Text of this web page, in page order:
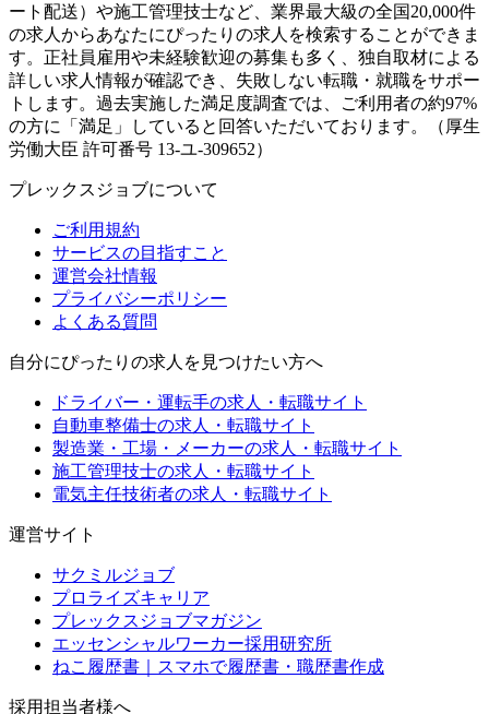
ート配送）や施工管理技士など、業界最大級の全国20,000件
の求人からあなたにぴったりの求人を検索することができま
す。正社員雇用や未経験歓迎の募集も多く、独自取材による
詳しい求人情報が確認でき、失敗しない転職・就職をサポー
トします。過去実施した満足度調査では、ご利用者の約97%
の方に「満足」していると回答いただいております。（厚生
労働大臣 許可番号 13-ユ-309652）
プレックスジョブについて
ご利用規約
サービスの目指すこと
運営会社情報
プライバシーポリシー
よくある質問
自分にぴったりの求人を見つけたい方へ
ドライバー・運転手の求人・転職サイト
自動車整備士の求人・転職サイト
製造業・工場・メーカーの求人・転職サイト
施工管理技士の求人・転職サイト
電気主任技術者の求人・転職サイト
運営サイト
サクミルジョブ
プロライズキャリア
プレックスジョブマガジン
エッセンシャルワーカー採用研究所
ねこ履歴書｜スマホで履歴書・職歴書作成
採用担当者様へ